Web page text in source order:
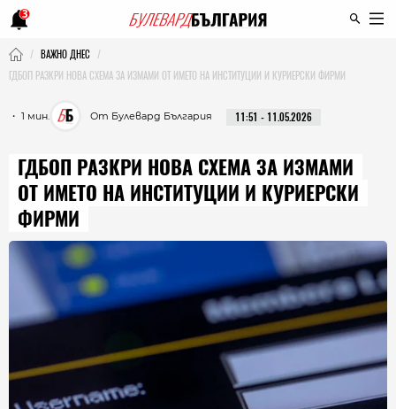
3
ВАЖНО ДНЕС
ГДБОП РАЗКРИ НОВА СХЕМА ЗА ИЗМАМИ ОТ ИМЕТО НА ИНСТИТУЦИИ И КУРИЕРСКИ ФИРМИ
・ 1 мин. От Булевард България 11:51 - 11.05.2026
ГДБОП РАЗКРИ НОВА СХЕМА ЗА ИЗМАМИ
ОТ ИМЕТО НА ИНСТИТУЦИИ И КУРИЕРСКИ
ФИРМИ